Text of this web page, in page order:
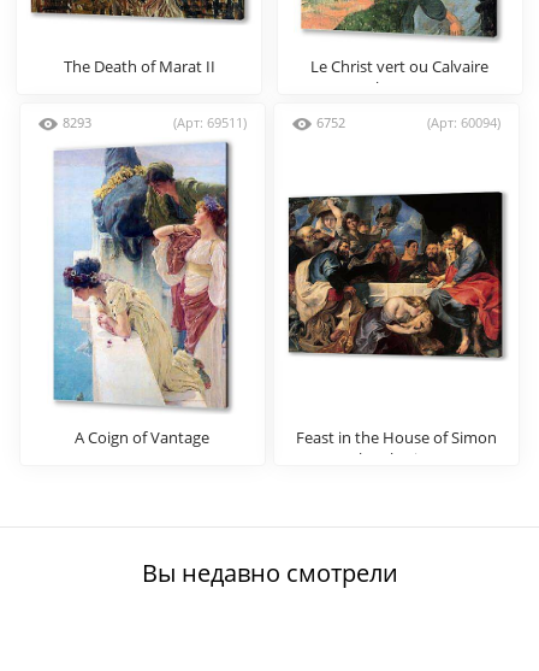
The Death of Marat II
Le Christ vert ou Calvaire
breton
8293 (Арт: 69511)
A Coign of Vantage
6752 (Арт: 60094)
Feast in the House of Simon
the Pharisee
Вы недавно смотрели